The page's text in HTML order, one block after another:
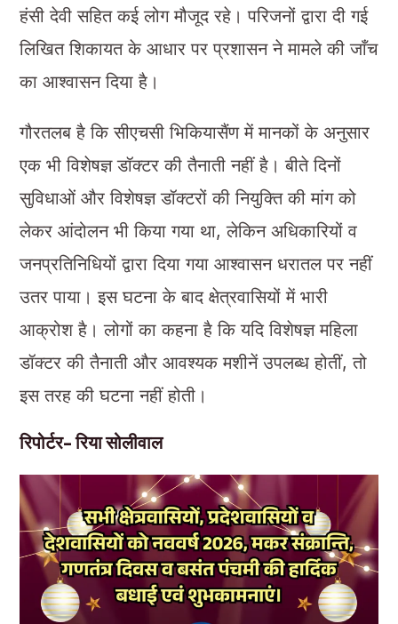
हंसी देवी सहित कई लोग मौजूद रहे। परिजनों द्वारा दी गई
लिखित शिकायत के आधार पर प्रशासन ने मामले की जाँच
का आश्वासन दिया है।
गौरतलब है कि सीएचसी भिकियासैंण में मानकों के अनुसार
एक भी विशेषज्ञ डॉक्टर की तैनाती नहीं है। बीते दिनों
सुविधाओं और विशेषज्ञ डॉक्टरों की नियुक्ति की मांग को
लेकर आंदोलन भी किया गया था, लेकिन अधिकारियों व
जनप्रतिनिधियों द्वारा दिया गया आश्वासन धरातल पर नहीं
उतर पाया। इस घटना के बाद क्षेत्रवासियों में भारी
आक्रोश है। लोगों का कहना है कि यदि विशेषज्ञ महिला
डॉक्टर की तैनाती और आवश्यक मशीनें उपलब्ध होतीं, तो
इस तरह की घटना नहीं होती।
रिपोर्टर- रिया सोलीवाल